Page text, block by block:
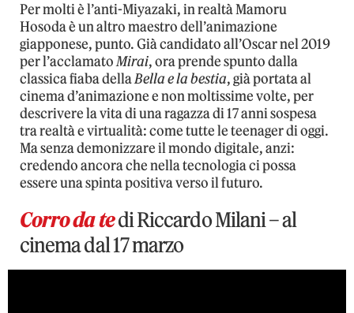
Per molti è l’anti-Miyazaki, in realtà Mamoru
Hosoda è un altro maestro dell’animazione
giapponese, punto. Già candidato all’Oscar nel 2019
per l’acclamatoMirai, ora prende spunto dalla
classica fiaba dellaBella e la bestia, già portata al
cinema d’animazione e non moltissime volte, per
descrivere la vita di una ragazza di 17 anni sospesa
tra realtà e virtualità: come tutte le teenager di oggi.
Ma senza demonizzare il mondo digitale, anzi:
credendo ancora che nella tecnologia ci possa
essere una spinta positiva verso il futuro.
Corro da tedi Riccardo Milani – al
cinema dal 17 marzo